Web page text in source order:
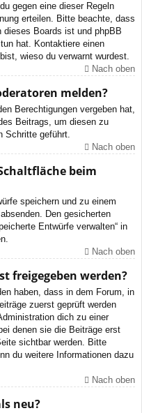
gegen eine dieser Regeln
erteilen. Bitte beachte, dass
dieses Boards ist und phpBB
hat. Kontaktiere einen
wieso du verwarnt wurdest.
Nach oben
melden?
Berechtigungen vergeben hat,
Beitrags, um diesen zu
Schritte geführt.
Nach oben
beim
speichern und zu einem
Den gesicherten
Entwürfe verwalten“ in
Nach oben
freigegeben werden?
haben, dass in dem Forum, in
zuerst geprüft werden
dich zu einer
denen sie die Beiträge erst
sichtbar werden. Bitte
du weitere Informationen dazu
Nach oben
neu?